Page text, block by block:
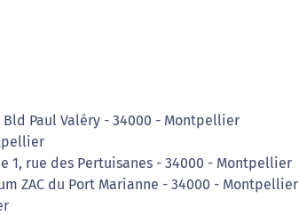
Paul Valéry - 34000 - Montpellier
1, rue des Pertuisanes - 34000 - Montpellier
ZAC du Port Marianne - 34000 - Montpellier